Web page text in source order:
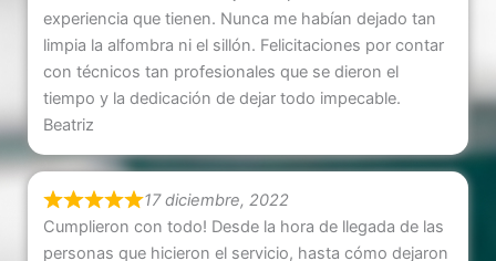
experiencia que tienen. Nunca me habían dejado tan
limpia la alfombra ni el sillón. Felicitaciones por contar
con técnicos tan profesionales que se dieron el
tiempo y la dedicación de dejar todo impecable.
Beatriz
17 diciembre, 2022
Cumplieron con todo! Desde la hora de llegada de las
personas que hicieron el servicio, hasta cómo dejaron